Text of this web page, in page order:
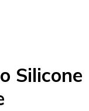
Silicone